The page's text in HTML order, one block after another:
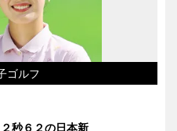
ゴルフ
秒６２の日本新